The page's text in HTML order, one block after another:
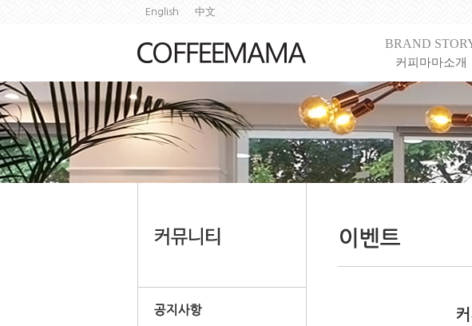
English 中文
BRAND
커피마마소개